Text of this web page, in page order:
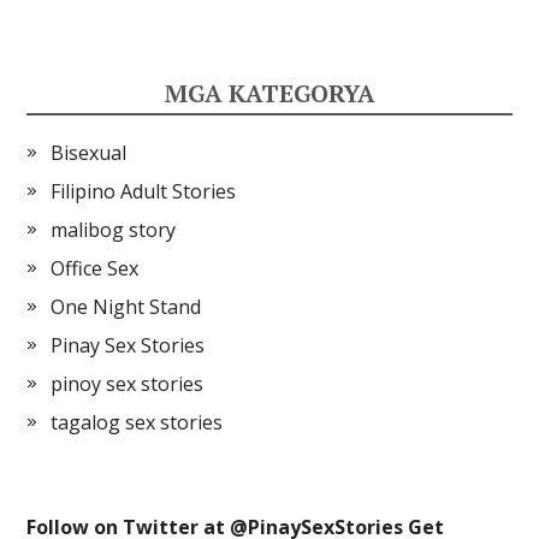
MGA KATEGORYA
Bisexual
Filipino Adult Stories
malibog story
Office Sex
One Night Stand
Pinay Sex Stories
pinoy sex stories
tagalog sex stories
Follow on Twitter at @PinaySexStories Get